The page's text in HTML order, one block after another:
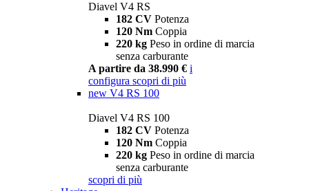
Diavel V4 RS
182 CV Potenza
120 Nm Coppia
220 kg Peso in ordine di marcia
senza carburante
A partire da 38.990 € i
configura scopri di più
new V4 RS 100
Diavel V4 RS 100
182 CV Potenza
120 Nm Coppia
220 kg Peso in ordine di marcia
senza carburante
scopri di più